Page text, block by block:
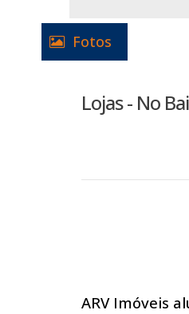
Fotos
Lojas - No
ARV Imóveis